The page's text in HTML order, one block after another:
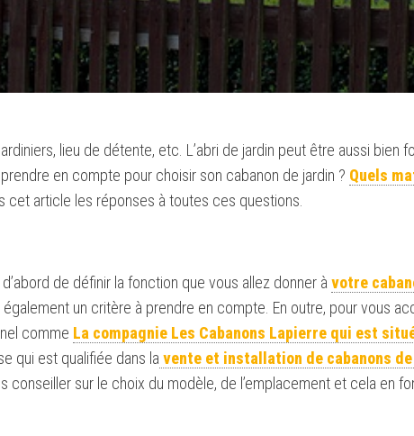
lieu de détente, etc. L’abri de jardin peut être aussi bien
en compte pour choisir son cabanon de jardin ? Quels
cet article les réponses à toutes ces questions.
de définir la fonction que vous allez donner à votre
également un critère à prendre en compte. En outre, pour vous
comme La compagnie Les Cabanons Lapierre qui est
qui est qualifiée dans la vente et installation de cabanons
conseiller sur le choix du modèle, de l’emplacement et cela en